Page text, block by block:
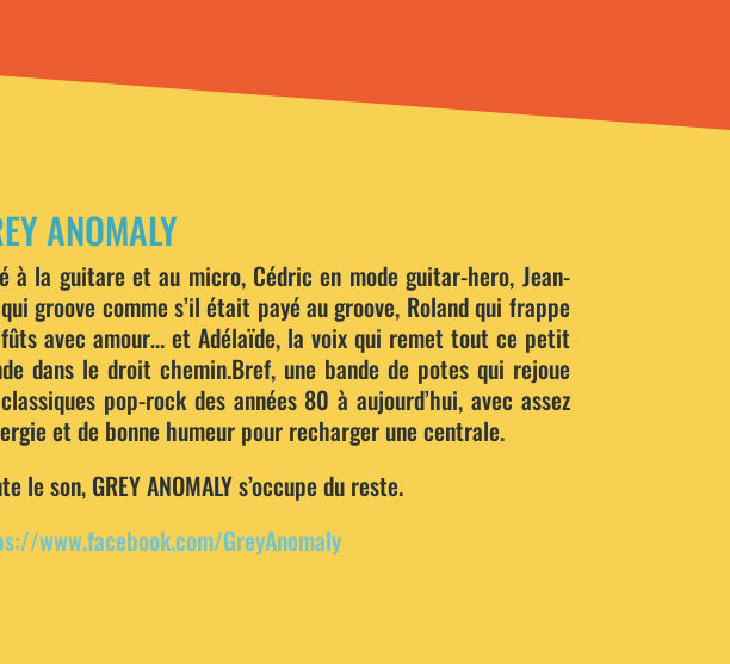
ANOMALY
à la guitare et au micro, Cédric en mode guitar-hero, Jean-
groove comme s’il était payé au groove, Roland qui frappe
avec amour… et Adélaïde, la voix qui remet tout ce petit
dans le droit chemin.Bref, une bande de potes qui rejoue
pop-rock des années 80 à aujourd’hui, avec assez
et de bonne humeur pour recharger une centrale.
le son, GREY ANOMALY s’occupe du reste.
www.facebook.com/GreyAnomaly